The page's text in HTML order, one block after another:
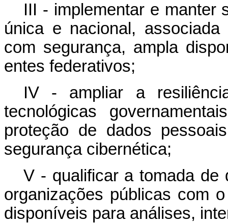
III - implementar e manter
única e nacional,
com segurança, ampla
entes federativos;
IV - ampliar a
tecnológicas
proteção de dados
segurança cibernética;
V - qualificar a tomada de
organizações públicas com
disponíveis para análises,